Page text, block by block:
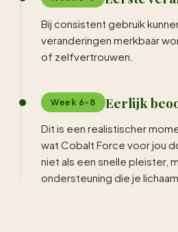
Bij consistent gebruik
veranderingen merkbaar
of zelfvertrouwen.
Week 6-8 Eerlijk
Dit is een realistischer
wat Cobalt Force voor jou
niet als een snelle pleister,
ondersteuning die je